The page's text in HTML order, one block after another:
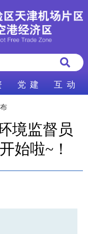
党 建 互 动
境监督员
始啦~！